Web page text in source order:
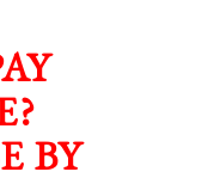
BY